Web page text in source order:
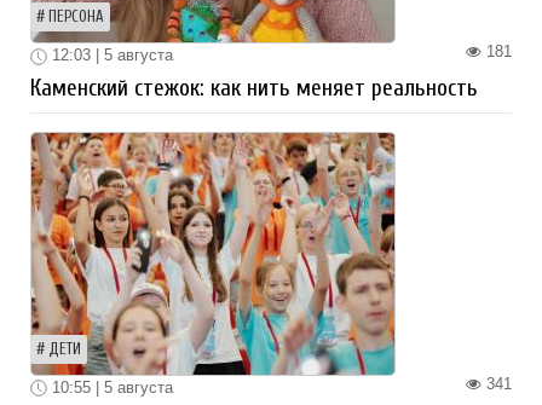
ПЕРСОНА
181
12:03 | 5 августа
Каменский стежок: как нить меняет реальность
ДЕТИ
341
10:55 | 5 августа